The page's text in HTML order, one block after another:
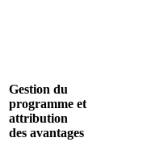
Gestion du
programme et
attribution
des avantages